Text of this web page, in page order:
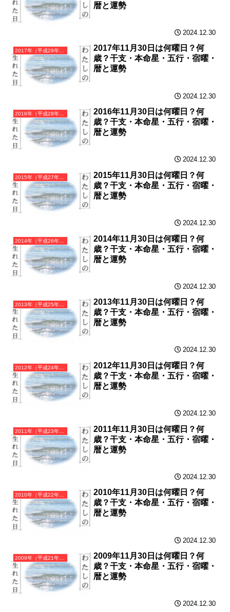
暦と運勢
2024.12.30
2017年（平成29年）丁酉（ひのととり）・酉年（とり年）カレンダー（月曜はじまり）
2017年11月30日は何曜日？何
歳？干支・本命星・五行・宿曜・
暦と運勢
2024.12.30
2016年（平成28年）丙申（ひのえさる）・申年（さる年）カレンダー（月曜はじまり）
2016年11月30日は何曜日？何
歳？干支・本命星・五行・宿曜・
暦と運勢
2024.12.30
2015年（平成27年）乙未（きのとひつじ）・未年（ひつじ年）カレンダー（月曜はじまり）
2015年11月30日は何曜日？何
歳？干支・本命星・五行・宿曜・
暦と運勢
2024.12.30
2014年（平成26年）甲午（きのえうま）・午年（うま年）カレンダー（月曜はじまり）
2014年11月30日は何曜日？何
歳？干支・本命星・五行・宿曜・
暦と運勢
2024.12.30
2013年（平成25年）癸巳（みずのとみ）・巳年（へび年）カレンダー（月曜はじまり）
2013年11月30日は何曜日？何
歳？干支・本命星・五行・宿曜・
暦と運勢
2024.12.30
2012年（平成24年）壬辰（みずのえたつ）・辰年（たつ年）カレンダー（月曜はじまり）
2012年11月30日は何曜日？何
歳？干支・本命星・五行・宿曜・
暦と運勢
2024.12.30
2011年（平成23年）辛卯（かのとう）・卯年（うさぎ年）カレンダー（月曜はじまり）
2011年11月30日は何曜日？何
歳？干支・本命星・五行・宿曜・
暦と運勢
2024.12.30
2010年（平成22年）庚寅（かのえとら）・寅年（とら年）カレンダー（月曜はじまり）
2010年11月30日は何曜日？何
歳？干支・本命星・五行・宿曜・
暦と運勢
2024.12.30
2009年（平成21年）己丑（つちのとうし）・丑年（うし年）カレンダー（月曜はじまり）
2009年11月30日は何曜日？何
歳？干支・本命星・五行・宿曜・
暦と運勢
2024.12.30